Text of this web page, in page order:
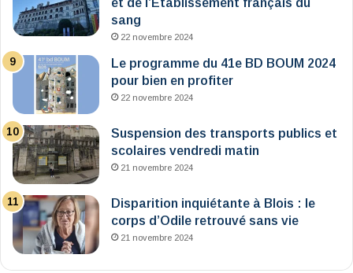
et de l’Établissement français du
sang
22 novembre 2024
Le programme du 41e BD BOUM 2024
pour bien en profiter
22 novembre 2024
Suspension des transports publics et
scolaires vendredi matin
21 novembre 2024
Disparition inquiétante à Blois : le
corps d’Odile retrouvé sans vie
21 novembre 2024